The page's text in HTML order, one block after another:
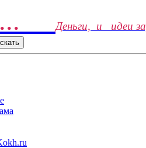
... Деньги, и идеи